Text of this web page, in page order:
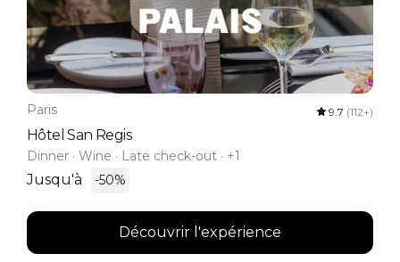
Paris 9.7 (112+)
Hôtel San Regis
Dinner · Wine · Late check-out · +1
Jusqu'à -50%
Découvrir l'expérience